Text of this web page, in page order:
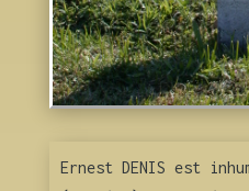
Ernest DENIS est